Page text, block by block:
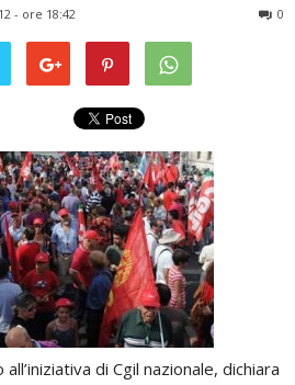
- ore 18:42 0
di Cgil nazionale, dichiara